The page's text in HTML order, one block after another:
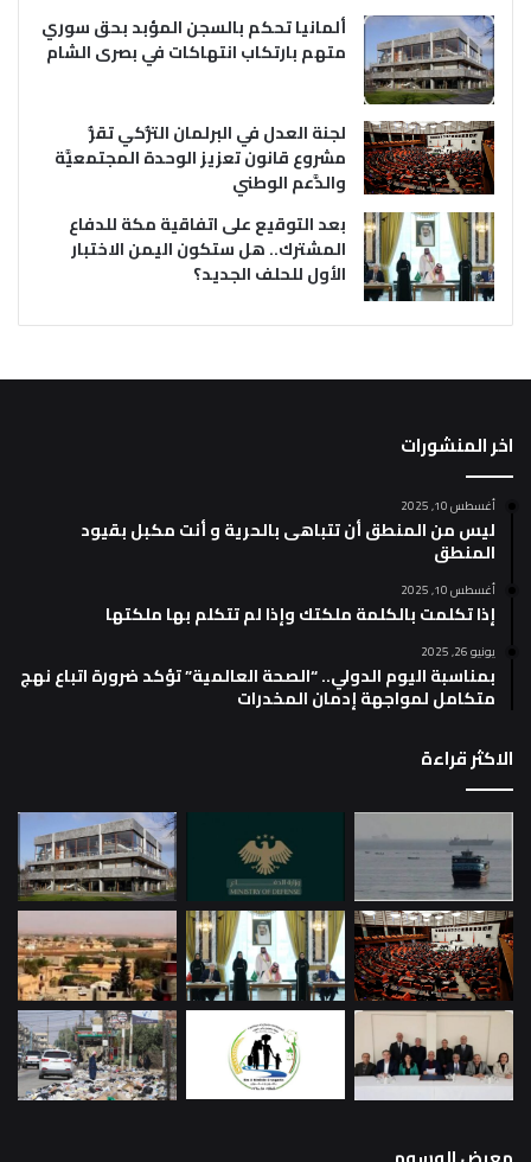
ألمانيا تحكم بالسجن المؤبد بحق سوري
متهم بارتكاب انتهاكات في بصرى الشام
لجنة العدل في البرلمان التُّركي تقرُّ
مشروع قانون تعزيز الوحدة المجتمعيَّة
والدَّعم الوطني
بعد التوقيع على اتفاقية مكة للدفاع
المشترك.. هل ستكون اليمن الاختبار
الأول للحلف الجديد؟
اخر المنشورات
أغسطس 10, 2025
ليس من المنطق أن تتباهى بالحرية و أنت مكبل بقيود
المنطق
أغسطس 10, 2025
إذا تكلمت بالكلمة ملكتك وإذا لم تتكلم بها ملكتها
يونيو 26, 2025
بمناسبة اليوم الدولي.. “الصحة العالمية” تؤكد ضرورة اتباع نهج
متكامل لمواجهة إدمان المخدرات
الاكثر قراءة